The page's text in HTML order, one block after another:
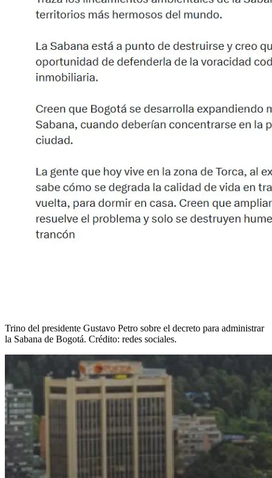
Trino del presidente Gustavo Petro sobre el decreto para administrar
la Sabana de Bogotá. Crédito: redes sociales.